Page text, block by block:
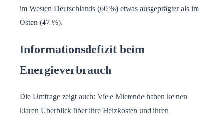
im Westen Deutschlands (60 %) etwas ausgeprägter als im
Osten (47 %).
Informationsdefizit beim
Energieverbrauch
Die Umfrage zeigt auch: Viele Mietende haben keinen
klaren Überblick über ihre Heizkosten und ihren